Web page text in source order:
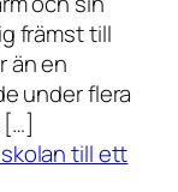
främst till
än en
under flera
till ett